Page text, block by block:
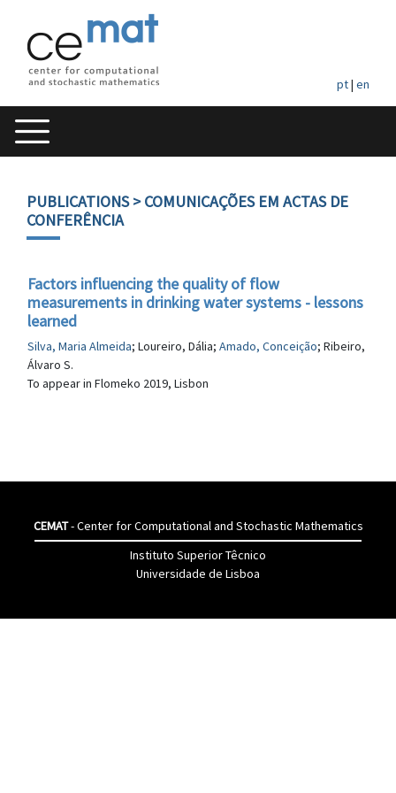
pt| en
PUBLICATIONS> COMUNICAÇÕES EM ACTAS DE
CONFERÊNCIA
Factors influencing the quality of flow
measurements in drinking water systems - lessons
learned
Silva, Maria Almeida; Loureiro, Dália; Amado, Conceição; Ribeiro,
Álvaro S.
To appear in Flomeko 2019, Lisbon
CEMAT- Center for Computational and Stochastic Mathematics
Instituto Superior Têcnico
Universidade de Lisboa